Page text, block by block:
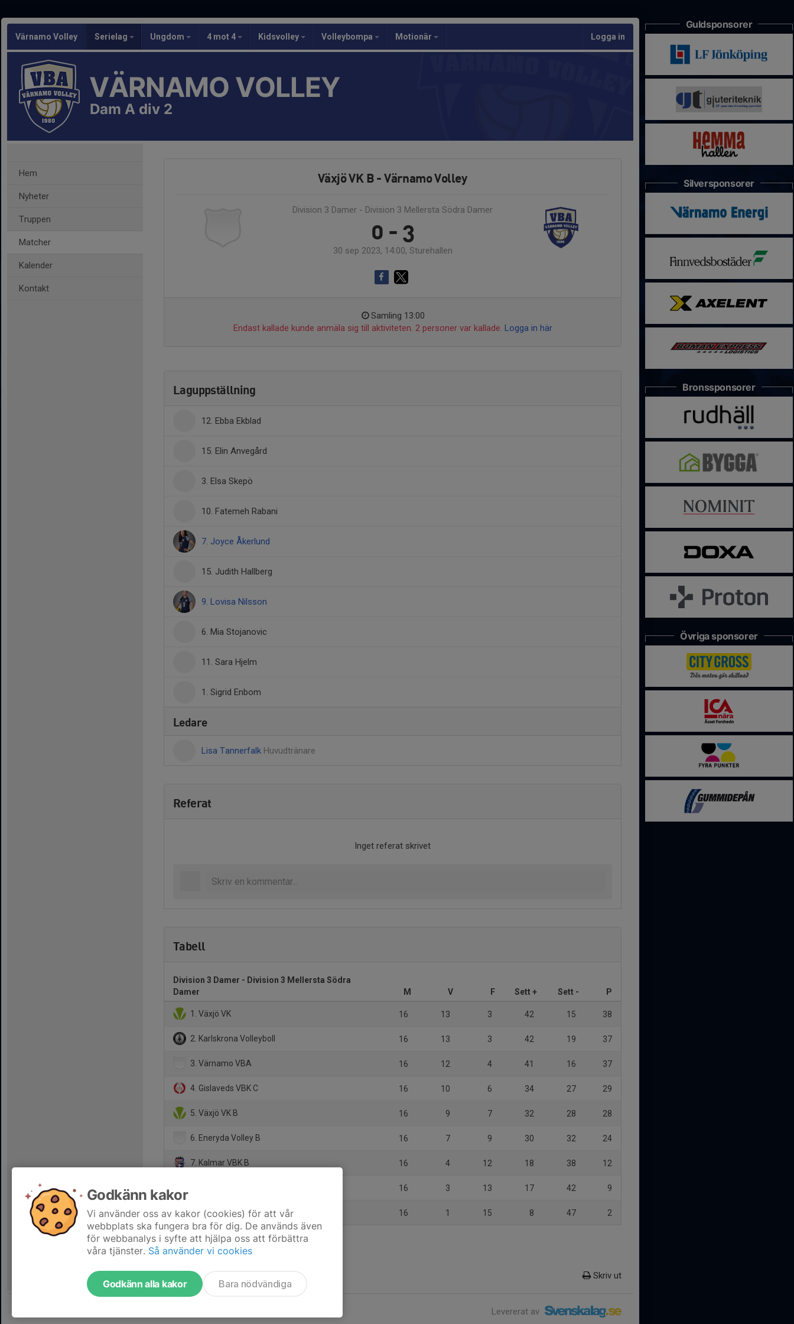
Värnamo Volley Serielag Ungdom 4 mot 4 Kidsvolley Volleybompa Motionär Logga in
VÄRNAMO VOLLEY
Dam A div 2
Hem
Nyheter
Truppen
Matcher
Kalender
Kontakt
Växjö VK B - Värnamo Volley
Division 3 Damer - Division 3 Mellersta Södra Damer
0 - 3
30 sep 2023, 14:00, Sturehallen
Samling 13:00
Endast kallade kunde anmäla sig till aktiviteten. 2 personer var kallade. Logga in här
Laguppställning
12. Ebba Ekblad
15. Elin Anvegård
3. Elsa Skepö
10. Fatemeh Rabani
7. Joyce Åkerlund
15. Judith Hallberg
9. Lovisa Nilsson
6. Mia Stojanovic
11. Sara Hjelm
1. Sigrid Enbom
Ledare
Lisa Tannerfalk Huvudtränare
Referat
Inget referat skrivet
Tabell
Division 3 Damer - Division 3 Mellersta Södra
Damer
M V F Sett + Sett - P
1. Växjö VK 16 13 3 42 15 38
2. Karlskrona Volleyboll 16 13 3 42 19 37
3. Värnamo VBA 16 12 4 41 16 37
4. Gislaveds VBK C 16 10 6 34 27 29
5. Växjö VK B 16 9 7 32 28 28
6. Eneryda Volley B 16 7 9 30 32 24
7. Kalmar VBK B 16 4 12 18 38 12
16 3 13 17 42 9
9. Hylte Halmstad VBK C 16 1 15 8 47 2
Skriv ut
Levererat av
Guldsponsorer
Silversponsorer
Bronssponsorer
Övriga sponsorer
Godkänn kakor
Vi använder oss av kakor (cookies) för att vår
webbplats ska fungera bra för dig. De används även
för webbanalys i syfte att hjälpa oss att förbättra
våra tjänster. Så använder vi cookies
Godkänn alla kakor Bara nödvändiga